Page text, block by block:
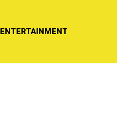
ENTERTAINMENT